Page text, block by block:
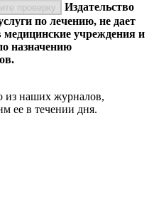
проверку
Издательство
по лечению, не дает
учреждения и
назначению
из наших журналов,
ее в течении дня.